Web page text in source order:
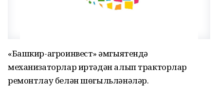
«Башкир-агроинвест» җәмгыятендә
механизаторлар иртәдән алып тракторлар
ремонтлау белән шөгыльләнәләр.